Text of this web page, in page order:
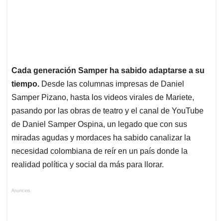
Cada generación Samper ha sabido adaptarse a su
tiempo. Desde las columnas impresas de Daniel
Samper Pizano, hasta los videos virales de Mariete,
pasando por las obras de teatro y el canal de YouTube
de Daniel Samper Ospina, un legado que con sus
miradas agudas y mordaces ha sabido canalizar la
necesidad colombiana de reír en un país donde la
realidad política y social da más para llorar.
Anuncios.